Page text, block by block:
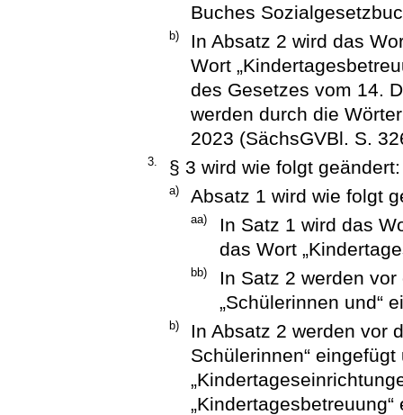
Buches
b)
In Absatz 2 wird das
Wort
des Gesetzes vom 14.
werden durch die
2023 (SächsGVBl. S.
3. § 3 wird wie folgt geändert:
a) Absatz 1 wird wie folgt
aa)
In Satz 1 wird das
das Wort
bb)
In Satz 2 werden vor
„Schülerinnen und“
b)
In Absatz 2 werden vor
Schülerinnen“
„Kindertagesbetreuung“